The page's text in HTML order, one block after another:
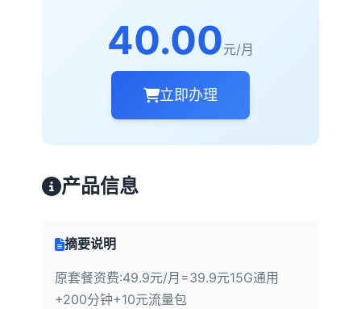
40.00元/月
立即办理
产品信息
摘要说明
原套餐资费:49.9元/月=39.9元15G通用
+200分钟+10元流量包